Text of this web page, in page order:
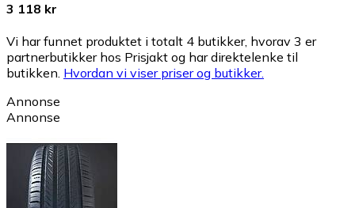
3 118 kr
Vi har funnet produktet i totalt 4 butikker, hvorav 3 er
partnerbutikker hos Prisjakt og har direktelenke til
butikken. Hvordan vi viser priser og butikker.
Annonse
Annonse